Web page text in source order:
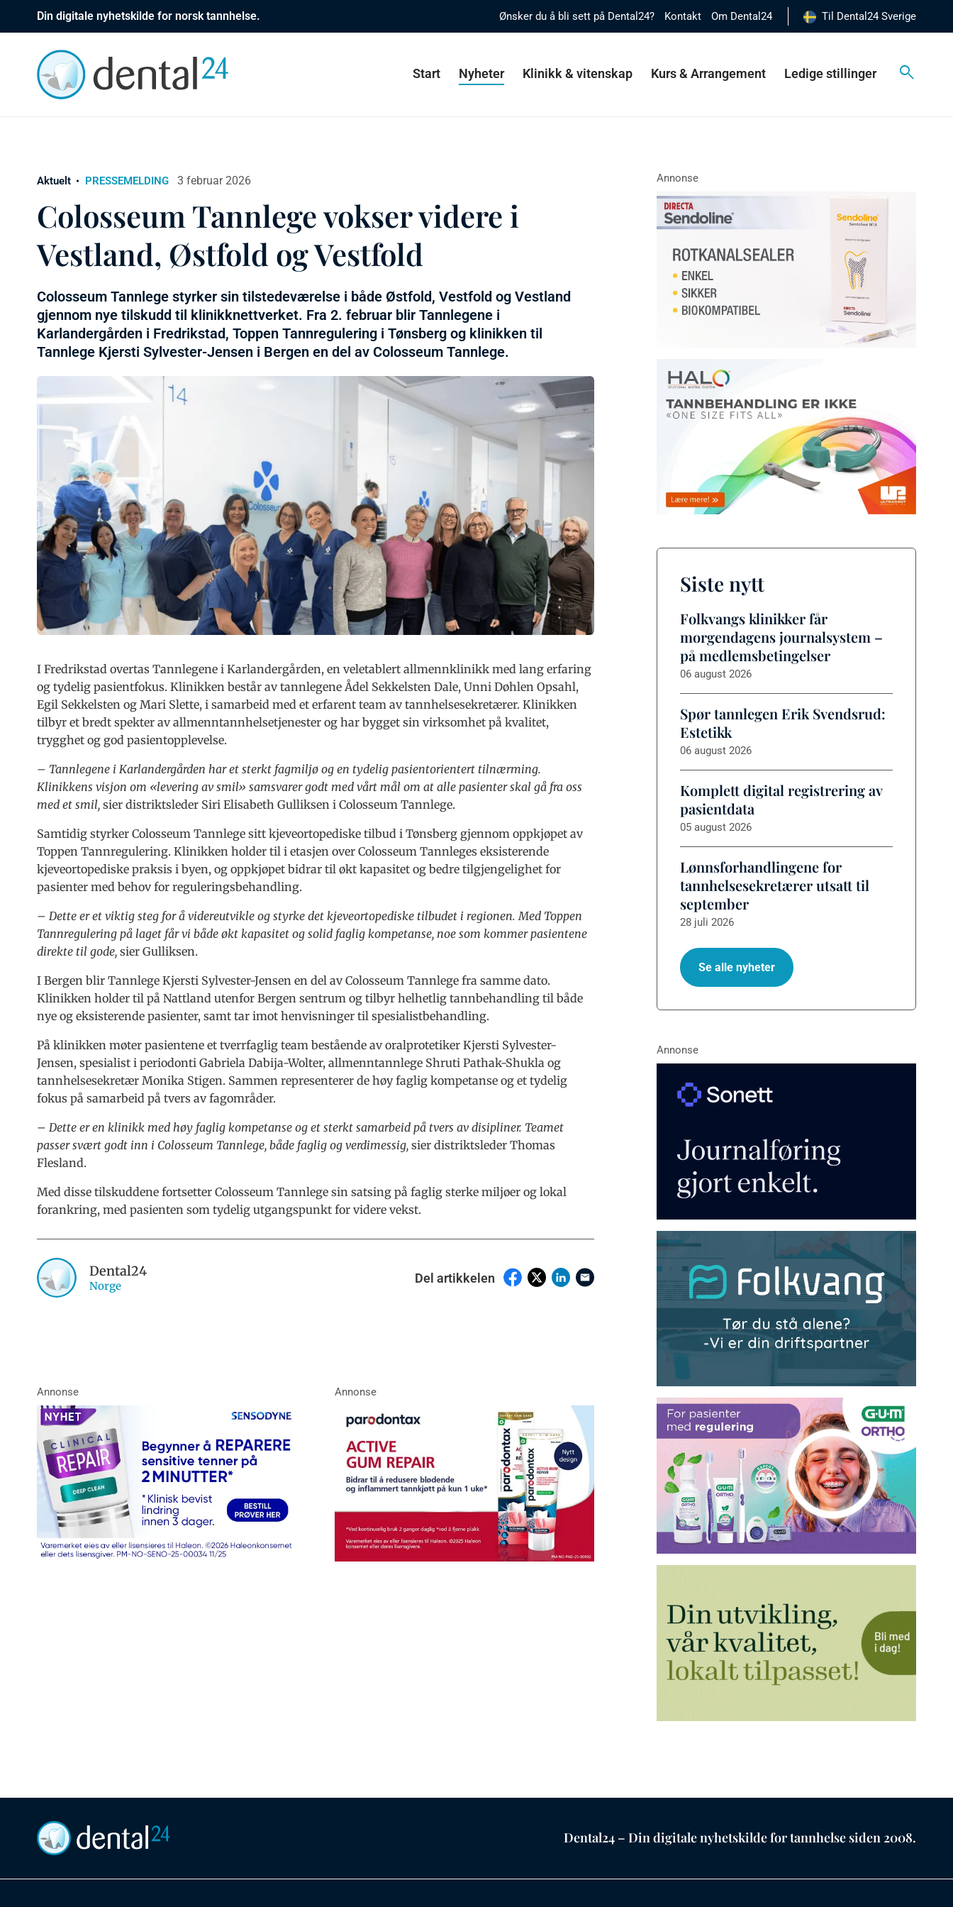
Din digitale nyhetskilde for norsk tannhelse. Ønsker du å bli sett på Dental24? Kontakt Om Dental24 Til Dental24 Sverige
Start Nyheter Klinikk & vitenskap Kurs & Arrangement Ledige stillinger
Aktuelt PRESSEMELDING 3 februar 2026
Colosseum Tannlege vokser videre i
Vestland, Østfold og Vestfold
Colosseum Tannlege styrker sin tilstedeværelse i både Østfold, Vestfold og Vestland
gjennom nye tilskudd til klinikknettverket. Fra 2. februar blir Tannlegene i
Karlandergården i Fredrikstad, Toppen Tannregulering i Tønsberg og klinikken til
Tannlege Kjersti Sylvester-Jensen i Bergen en del av Colosseum Tannlege.
I Fredrikstad overtas Tannlegene i Karlandergården, en veletablert allmennklinikk med lang erfaring
og tydelig pasientfokus. Klinikken består av tannlegene Ådel Sekkelsten Dale, Unni Døhlen Opsahl,
Egil Sekkelsten og Mari Slette, i samarbeid med et erfarent team av tannhelsesekretærer. Klinikken
tilbyr et bredt spekter av allmenntannhelsetjenester og har bygget sin virksomhet på kvalitet,
trygghet og god pasientopplevelse.
– Tannlegene i Karlandergården har et sterkt fagmiljø og en tydelig pasientorientert tilnærming.
Klinikkens visjon om «levering av smil» samsvarer godt med vårt mål om at alle pasienter skal gå fra oss
med et smil, sier distriktsleder Siri Elisabeth Gulliksen i Colosseum Tannlege.
Samtidig styrker Colosseum Tannlege sitt kjeveortopediske tilbud i Tønsberg gjennom oppkjøpet av
Toppen Tannregulering. Klinikken holder til i etasjen over Colosseum Tannleges eksisterende
kjeveortopediske praksis i byen, og oppkjøpet bidrar til økt kapasitet og bedre tilgjengelighet for
pasienter med behov for reguleringsbehandling.
– Dette er et viktig steg for å videreutvikle og styrke det kjeveortopediske tilbudet i regionen. Med Toppen
Tannregulering på laget får vi både økt kapasitet og solid faglig kompetanse, noe som kommer pasientene
direkte til gode, sier Gulliksen.
I Bergen blir Tannlege Kjersti Sylvester-Jensen en del av Colosseum Tannlege fra samme dato.
Klinikken holder til på Nattland utenfor Bergen sentrum og tilbyr helhetlig tannbehandling til både
nye og eksisterende pasienter, samt tar imot henvisninger til spesialistbehandling.
På klinikken møter pasientene et tverrfaglig team bestående av oralprotetiker Kjersti Sylvester-
Jensen, spesialist i periodonti Gabriela Dabija-Wolter, allmenntannlege Shruti Pathak-Shukla og
tannhelsesekretær Monika Stigen. Sammen representerer de høy faglig kompetanse og et tydelig
fokus på samarbeid på tvers av fagområder.
– Dette er en klinikk med høy faglig kompetanse og et sterkt samarbeid på tvers av disipliner. Teamet
passer svært godt inn i Colosseum Tannlege, både faglig og verdimessig, sier distriktsleder Thomas
Flesland.
Med disse tilskuddene fortsetter Colosseum Tannlege sin satsing på faglig sterke miljøer og lokal
forankring, med pasienten som tydelig utgangspunkt for videre vekst.
Dental24
Norge
Del artikkelen
Siste nytt
Folkvangs klinikker får
morgendagens journalsystem –
på medlemsbetingelser
06 august 2026
Spør tannlegen Erik Svendsrud:
Estetikk
06 august 2026
Komplett digital registrering av
pasientdata
05 august 2026
Lønnsforhandlingene for
tannhelsesekretærer utsatt til
september
28 juli 2026
Se alle nyheter
Dental24 – Din digitale nyhetskilde for tannhelse siden 2008.